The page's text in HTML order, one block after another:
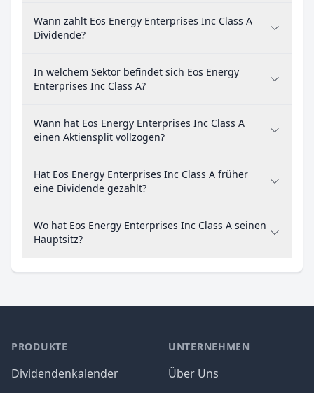
Wann zahlt Eos Energy Enterprises Inc Class A
Dividende?
In welchem Sektor befindet sich Eos Energy
Enterprises Inc Class A?
Wann hat Eos Energy Enterprises Inc Class A
einen Aktiensplit vollzogen?
Hat Eos Energy Enterprises Inc Class A früher
eine Dividende gezahlt?
Wo hat Eos Energy Enterprises Inc Class A seinen
Hauptsitz?
PRODUKTE
Dividendenkalender
UNTERNEHMEN
Über Uns